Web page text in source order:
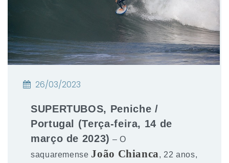
26/03/2023
SUPERTUBOS, Peniche /
Portugal (Terça-feira, 14 de
março de 2023) – O
saquaremense João Chianca, 22 anos,